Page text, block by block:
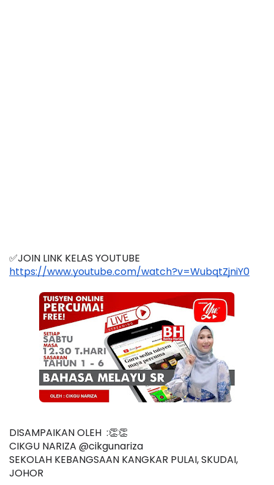
✅JOIN LINK KELAS YOUTUBE
https://www.youtube.com/watch?v=WubqtZjniY0
DISAMPAIKAN OLEH  :👏👏
CIKGU NARIZA @cikgunariza
SEKOLAH KEBANGSAAN KANGKAR PULAI, SKUDAI,
JOHOR